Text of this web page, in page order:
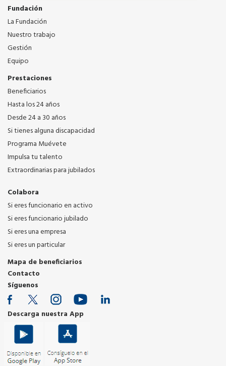
Fundación
La Fundación
Nuestro trabajo
Gestión
Equipo
Prestaciones
Beneficiarios
Hasta los 24 años
Desde 24 a 30 años
Si tienes alguna discapacidad
Programa Muévete
Impulsa tu talento
Extraordinarias para jubilados
Colabora
Si eres funcionario en activo
Si eres funcionario jubilado
Si eres una empresa
Si eres un particular
Mapa de beneficiarios
Contacto
Síguenos
Descarga nuestra App